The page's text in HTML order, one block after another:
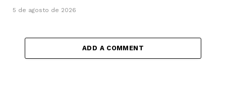
5 de agosto de 2026
ADD A COMMENT